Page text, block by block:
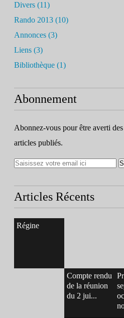
Divers (11)
Rando 2013 (10)
Annonces (3)
Liens (3)
Bibliothèque (1)
Abonnement
Abonnez-vous pour être averti
articles publiés.
Articles Récents
Régine
Compte rendu
de la réunion
du 2 jui...